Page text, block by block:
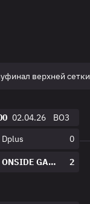
верхней сетки
02.04.26
BO3
Dplus
0
ONSIDE GAMING 2